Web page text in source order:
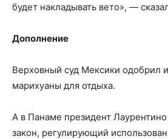
будет накладывать вето», —
Дополнение
Верховный суд Мексики одобрил
марихуаны для отдыха.
А в Панаме президент
закон, регулирующий